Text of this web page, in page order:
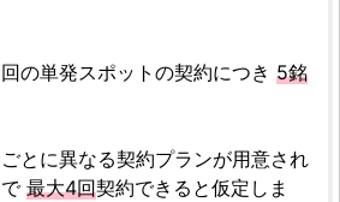
の単発スポットの契約につき 5銘
とに異なる契約プランが用意され
最大4回契約できると仮定しま